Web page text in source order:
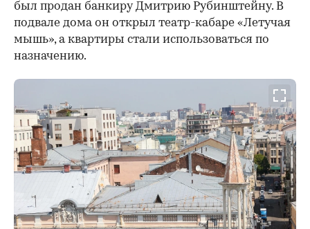
был продан банкиру Дмитрию Рубинштейну. В
подвале дома он открыл театр-кабаре «Летучая
мышь», а квартиры стали использоваться по
назначению.